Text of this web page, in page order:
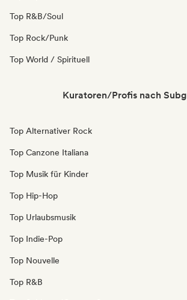
Top R&B/Soul
Top Rock/Punk
Top World / Spirituell
Kuratoren/Profis nach
Top Alternativer Rock
Top Canzone Italiana
Top Musik für Kinder
Top Hip-Hop
Top Urlaubsmusik
Top Indie-Pop
Top Nouvelle
Top R&B